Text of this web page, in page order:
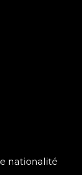
nationalité